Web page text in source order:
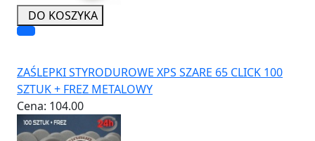
DO KOSZYKA
ZAŚLEPKI STYRODUROWE XPS SZARE 65 CLICK 100
SZTUK + FREZ METALOWY
Cena: 104.00